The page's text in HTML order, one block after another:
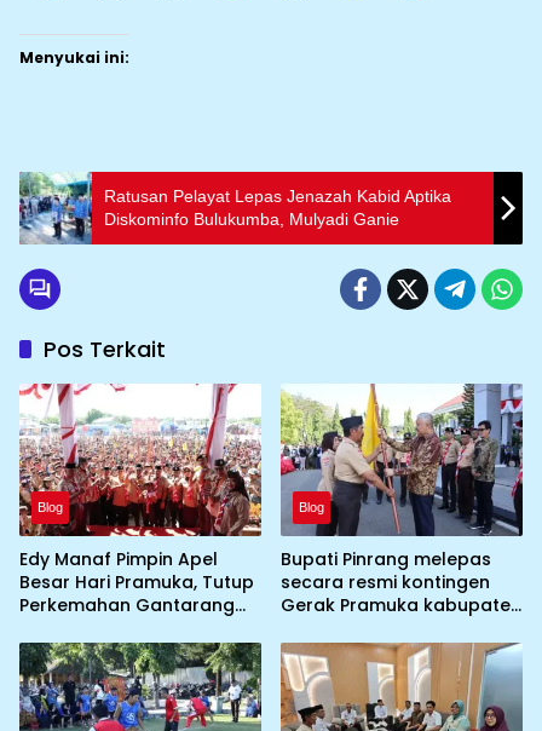
Menyukai ini:
Ratusan Pelayat Lepas Jenazah Kabid Aptika
Diskominfo Bulukumba, Mulyadi Ganie
Pos Terkait
Blog
Edy Manaf Pimpin Apel
Besar Hari Pramuka, Tutup
Perkemahan Gantarang
Jamnas XII 2026
Blog
Bupati Pinrang melepas
secara resmi kontingen
Gerak Pramuka kabupaten
Nasional ke XII kebumi
perkemahan Cibubur